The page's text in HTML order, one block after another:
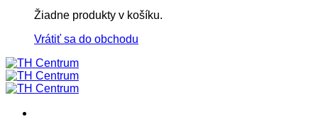
Žiadne produkty v košíku.
Vrátiť sa do obchodu